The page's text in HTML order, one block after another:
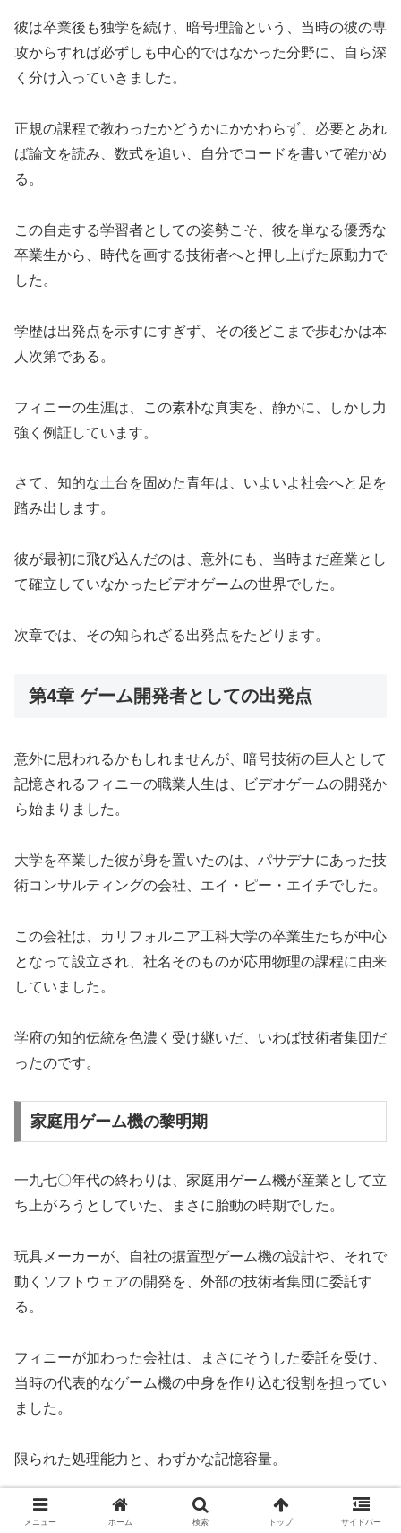
彼は卒業後も独学を続け、暗号理論という、当時の彼の専
攻からすれば必ずしも中心的ではなかった分野に、自ら深
く分け入っていきました。
正規の課程で教わったかどうかにかかわらず、必要とあれ
ば論文を読み、数式を追い、自分でコードを書いて確かめ
る。
この自走する学習者としての姿勢こそ、彼を単なる優秀な
卒業生から、時代を画する技術者へと押し上げた原動力で
した。
学歴は出発点を示すにすぎず、その後どこまで歩むかは本
人次第である。
フィニーの生涯は、この素朴な真実を、静かに、しかし力
強く例証しています。
さて、知的な土台を固めた青年は、いよいよ社会へと足を
踏み出します。
彼が最初に飛び込んだのは、意外にも、当時まだ産業とし
て確立していなかったビデオゲームの世界でした。
次章では、その知られざる出発点をたどります。
第4章 ゲーム開発者としての出発点
意外に思われるかもしれませんが、暗号技術の巨人として
記憶されるフィニーの職業人生は、ビデオゲームの開発か
ら始まりました。
大学を卒業した彼が身を置いたのは、パサデナにあった技
術コンサルティングの会社、エイ・ピー・エイチでした。
この会社は、カリフォルニア工科大学の卒業生たちが中心
となって設立され、社名そのものが応用物理の課程に由来
していました。
学府の知的伝統を色濃く受け継いだ、いわば技術者集団だ
ったのです。
家庭用ゲーム機の黎明期
一九七〇年代の終わりは、家庭用ゲーム機が産業として立
ち上がろうとしていた、まさに胎動の時期でした。
玩具メーカーが、自社の据置型ゲーム機の設計や、それで
動くソフトウェアの開発を、外部の技術者集団に委託す
る。
フィニーが加わった会社は、まさにそうした委託を受け、
当時の代表的なゲーム機の中身を作り込む役割を担ってい
ました。
限られた処理能力と、わずかな記憶容量。
今日のコンピューターからは想像もつかないほど厳しい制
メニュー ホーム 検索 トップ サイドバー